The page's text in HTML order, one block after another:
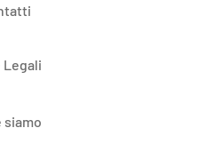
Legali
siamo